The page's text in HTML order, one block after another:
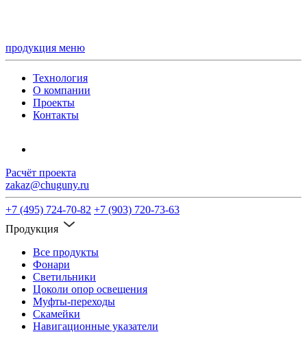
продукция меню
Технология
О компании
Проекты
Контакты
Расчёт проекта
zakaz@chuguny.ru
+7 (495) 724-70-82 +7 (903) 720-73-63
Продукция
Все продукты
Фонари
Светильники
Цоколи опор освещения
Муфты-переходы
Скамейки
Навигационные указатели